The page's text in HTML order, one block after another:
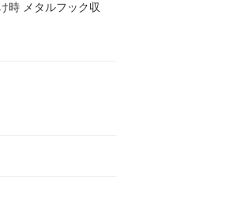
時 メタルフック収